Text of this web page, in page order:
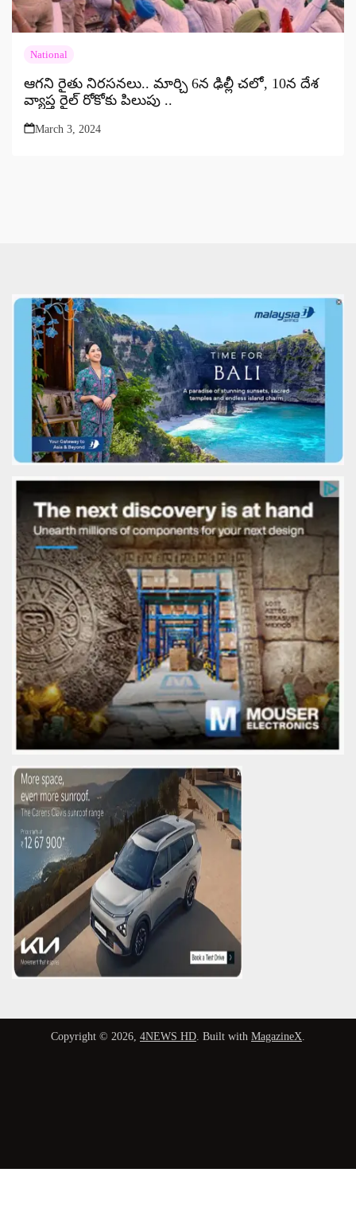
National
ఆగని రైతు నిరసనలు.. మార్చి 6న ఢిల్లీ చలో, 10న దేశ
వ్యాప్త రైల్ రోకోకు పిలుపు ..
March 3, 2024
Copyright © 2026, 4NEWS HD . Built with MagazineX